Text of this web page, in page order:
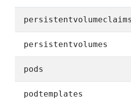
persistentvolumeclaims
persistentvolumes
pods
podtemplates